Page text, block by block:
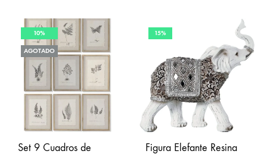
10%
AGOTADO
Set 9 Cuadros de
15%
Figura Elefante Resina